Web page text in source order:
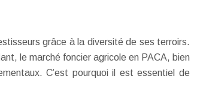
grâce à la diversité de ses terroirs.
le marché foncier agricole en PACA, bien
C’est pourquoi il est essentiel de